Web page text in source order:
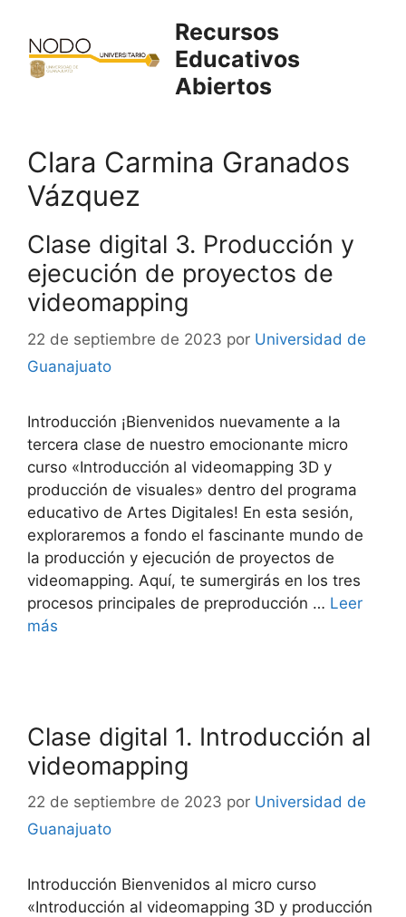
contenido
Recursos
Educativos
Abiertos
Clara Carmina Granados
Vázquez
Clase digital 3. Producción y
ejecución de proyectos de
videomapping
22 de septiembre de 2023 por Universidad de
Guanajuato
Introducción ¡Bienvenidos nuevamente a la
tercera clase de nuestro emocionante micro
curso «Introducción al videomapping 3D y
producción de visuales» dentro del programa
educativo de Artes Digitales! En esta sesión,
exploraremos a fondo el fascinante mundo de
la producción y ejecución de proyectos de
videomapping. Aquí, te sumergirás en los tres
procesos principales de preproducción … Leer
más
Clase digital 1. Introducción al
videomapping
22 de septiembre de 2023 por Universidad de
Guanajuato
Introducción Bienvenidos al micro curso
«Introducción al videomapping 3D y producción